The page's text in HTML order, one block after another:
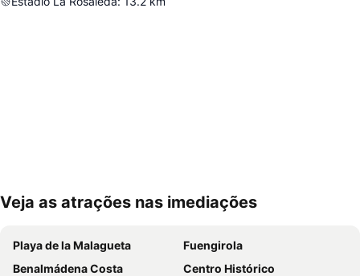
Ampliar mapa
Veja as atrações nas imediações
Playa de la Malagueta
Fuengirola
Benalmádena Costa
Centro Histórico